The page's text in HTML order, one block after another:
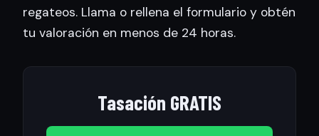
regateos. Llama o rellena el formulario y obtén
tu valoración en menos de 24 horas.
Tasación GRATIS